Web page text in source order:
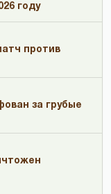
году
против
за грубые